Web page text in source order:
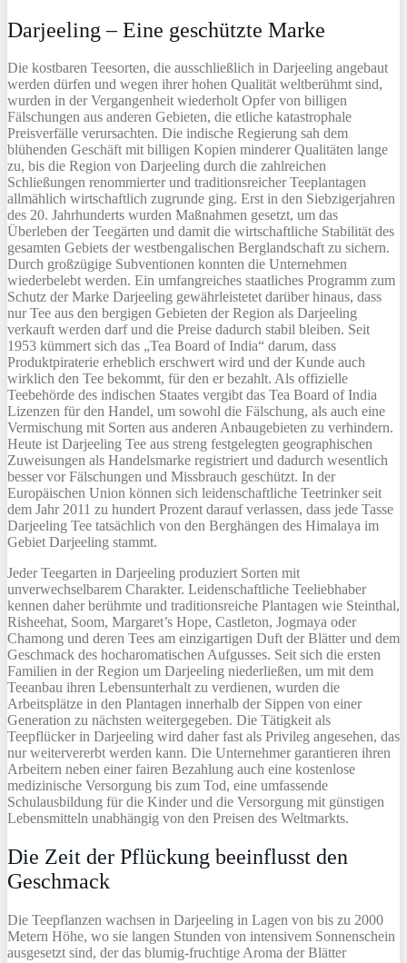
Darjeeling – Eine geschützte Marke
Die kostbaren Teesorten, die ausschließlich in Darjeeling angebaut
werden dürfen und wegen ihrer hohen Qualität weltberühmt sind,
wurden in der Vergangenheit wiederholt Opfer von billigen
Fälschungen aus anderen Gebieten, die etliche katastrophale
Preisverfälle verursachten. Die indische Regierung sah dem
blühenden Geschäft mit billigen Kopien minderer Qualitäten lange
zu, bis die Region von Darjeeling durch die zahlreichen
Schließungen renommierter und traditionsreicher Teeplantagen
allmählich wirtschaftlich zugrunde ging. Erst in den Siebzigerjahren
des 20. Jahrhunderts wurden Maßnahmen gesetzt, um das
Überleben der Teegärten und damit die wirtschaftliche Stabilität des
gesamten Gebiets der westbengalischen Berglandschaft zu sichern.
Durch großzügige Subventionen konnten die Unternehmen
wiederbelebt werden. Ein umfangreiches staatliches Programm zum
Schutz der Marke Darjeeling gewährleistetet darüber hinaus, dass
nur Tee aus den bergigen Gebieten der Region als Darjeeling
verkauft werden darf und die Preise dadurch stabil bleiben. Seit
1953 kümmert sich das „Tea Board of India“ darum, dass
Produktpiraterie erheblich erschwert wird und der Kunde auch
wirklich den Tee bekommt, für den er bezahlt. Als offizielle
Teebehörde des indischen Staates vergibt das Tea Board of India
Lizenzen für den Handel, um sowohl die Fälschung, als auch eine
Vermischung mit Sorten aus anderen Anbaugebieten zu verhindern.
Heute ist Darjeeling Tee aus streng festgelegten geographischen
Zuweisungen als Handelsmarke registriert und dadurch wesentlich
besser vor Fälschungen und Missbrauch geschützt. In der
Europäischen Union können sich leidenschaftliche Teetrinker seit
dem Jahr 2011 zu hundert Prozent darauf verlassen, dass jede Tasse
Darjeeling Tee tatsächlich von den Berghängen des Himalaya im
Gebiet Darjeeling stammt.
Jeder Teegarten in Darjeeling produziert Sorten mit
unverwechselbarem Charakter. Leidenschaftliche Teeliebhaber
kennen daher berühmte und traditionsreiche Plantagen wie Steinthal,
Risheehat, Soom, Margaret’s Hope, Castleton, Jogmaya oder
Chamong und deren Tees am einzigartigen Duft der Blätter und dem
Geschmack des hocharomatischen Aufgusses. Seit sich die ersten
Familien in der Region um Darjeeling niederließen, um mit dem
Teeanbau ihren Lebensunterhalt zu verdienen, wurden die
Arbeitsplätze in den Plantagen innerhalb der Sippen von einer
Generation zu nächsten weitergegeben. Die Tätigkeit als
Teepflücker in Darjeeling wird daher fast als Privileg angesehen, das
nur weitervererbt werden kann. Die Unternehmer garantieren ihren
Arbeitern neben einer fairen Bezahlung auch eine kostenlose
medizinische Versorgung bis zum Tod, eine umfassende
Schulausbildung für die Kinder und die Versorgung mit günstigen
Lebensmitteln unabhängig von den Preisen des Weltmarkts.
Die Zeit der Pflückung beeinflusst den
Geschmack
Die Teepflanzen wachsen in Darjeeling in Lagen von bis zu 2000
Metern Höhe, wo sie langen Stunden von intensivem Sonnenschein
ausgesetzt sind, der das blumig-fruchtige Aroma der Blätter